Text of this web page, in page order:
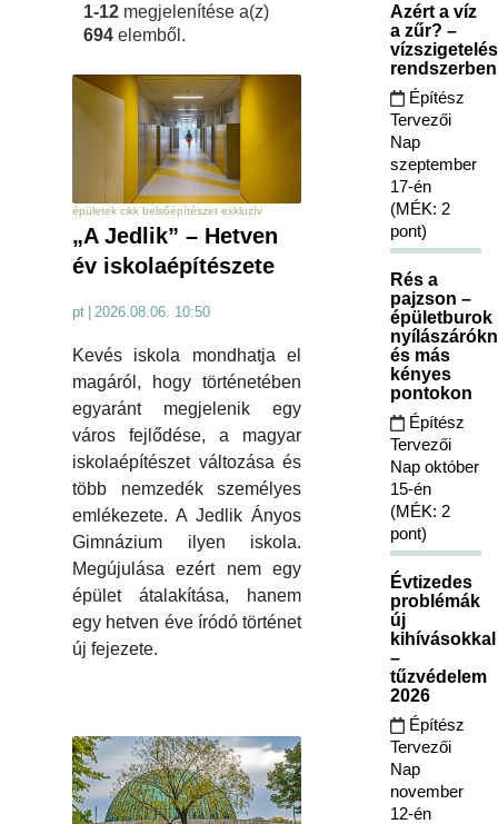
1-12 megjelenítése a(z)
694 elemből.
épületek cikk belsőépítészet exkluzív
„A Jedlik” – Hetven
év iskolaépítészete
pt | 2026.08.06. 10:50
Kevés iskola mondhatja el
magáról, hogy történetében
egyaránt megjelenik egy
város fejlődése, a magyar
iskolaépítészet változása és
több nemzedék személyes
emlékezete. A Jedlik Ányos
Gimnázium ilyen iskola.
Megújulása ezért nem egy
épület átalakítása, hanem
egy hetven éve íródó történet
új fejezete.
Azért a víz
a zűr? –
Építész
Tervezői
Nap
szeptember
17-én
(MÉK: 2
pont)
Rés a
pajzson –
épületburok
és más
kényes
pontokon
Építész
Tervezői
Nap október
15-én
(MÉK: 2
pont)
Évtizedes
problémák
új
kihívásokkal
–
tűzvédelem
2026
Építész
Tervezői
Nap
november
12-én